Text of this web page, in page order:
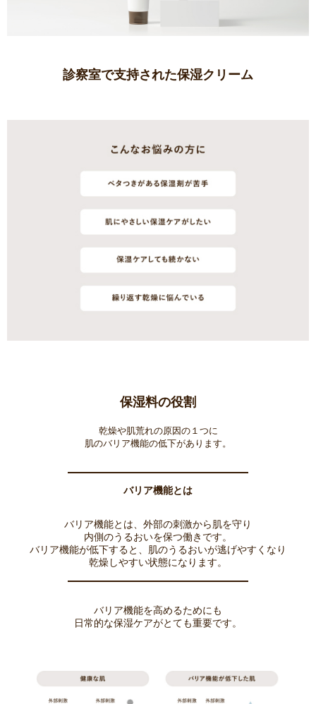
診察室で支持された保湿クリーム
保湿料の役割
乾燥や肌荒れの原因の１つに
肌のバリア機能の低下があります。
バリア機能とは
バリア機能とは、外部の刺激から肌を守り
内側のうるおいを保つ働きです。
バリア機能が低下すると、肌のうるおいが逃げやすくなり
乾燥しやすい状態になります。
バリア機能を高めるためにも
日常的な保湿ケアがとても重要です。